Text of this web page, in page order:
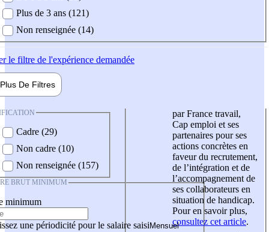
Plus de 3 ans (121)
Non renseignée (14)
le filtre de l'expérience demandée
Plus De Filtres
Cadre (29)
Non cadre (10)
Non renseignée (157)
BRUT MINIMUM
minimum
une périodicité pour le salaire saisi
par France travail,
Cap emploi et ses
partenaires pour ses
actions concrètes en
faveur du recrutement,
de l’intégration et de
l’accompagnement de
ses collaborateurs en
situation de handicap.
Pour en savoir plus,
consultez cet article.